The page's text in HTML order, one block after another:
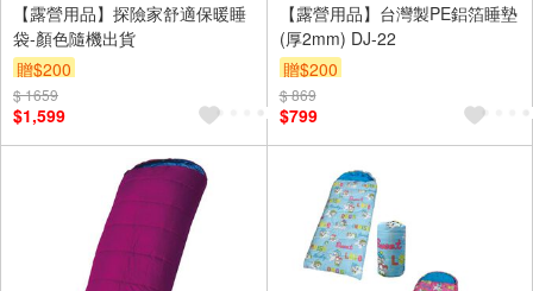
【露營用品】探險家舒適保暖睡
袋-顏色隨機出貨
贈$200
$ 1659
$1,599
【露營用品】台灣製PE鋁箔睡墊
(厚2mm) DJ-22
贈$200
$ 869
$799